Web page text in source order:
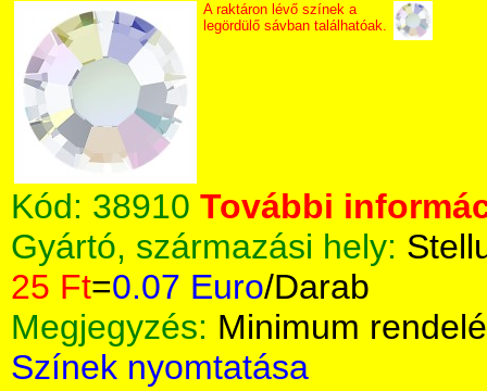
A raktáron lévő színek a
legördülő sávban találhatóak.
Kód: 38910 További
Gyártó, származási hely:
25 Ft=0.07 Euro/Darab
Megjegyzés: Minimum
Színek nyomtatása